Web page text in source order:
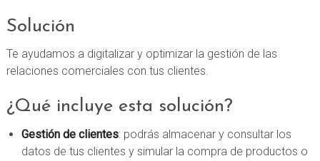
Solución
Te ayudamos a digitalizar y optimizar la gestión de las
relaciones comerciales con tus clientes.
¿Qué incluye esta solución?
Gestión de clientes: podrás almacenar y consultar los
datos de tus clientes y simular la compra de productos o